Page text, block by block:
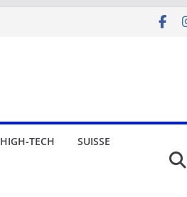
HIGH-TECH SUISSE